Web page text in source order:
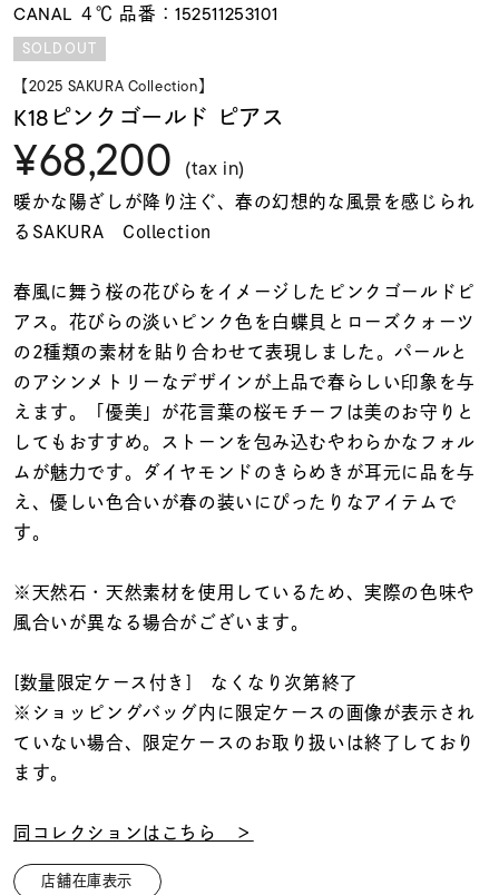
石の色
ファッションテイス
ト
着用シーン
レディース
リングサイズ
メンズ
リングサイズ
～
CANAL ４℃ 品番：152511253101
SOLDOUT
【2025 SAKURA Collection】
K18ピンクゴールド ピアス
¥68,200 (tax in)
暖かな陽ざしが降り注ぐ、春の幻想的な風景を感じられ
るSAKURA Collection
春風に舞う桜の花びらをイメージしたピンクゴールドピ
アス。花びらの淡いピンク色を白蝶貝とローズクォーツ
の2種類の素材を貼り合わせて表現しました。パールと
のアシンメトリーなデザインが上品で春らしい印象を与
えます。「優美」が花言葉の桜モチーフは美のお守りと
してもおすすめ。ストーンを包み込むやわらかなフォル
ムが魅力です。ダイヤモンドのきらめきが耳元に品を与
え、優しい色合いが春の装いにぴったりなアイテムで
す。
※天然石・天然素材を使用しているため、実際の色味や
風合いが異なる場合がございます。
[数量限定ケース付き] なくなり次第終了
※ショッピングバッグ内に限定ケースの画像が表示され
ていない場合、限定ケースのお取り扱いは終了しており
ます。
同コレクションはこちら ＞
店舗在庫表示